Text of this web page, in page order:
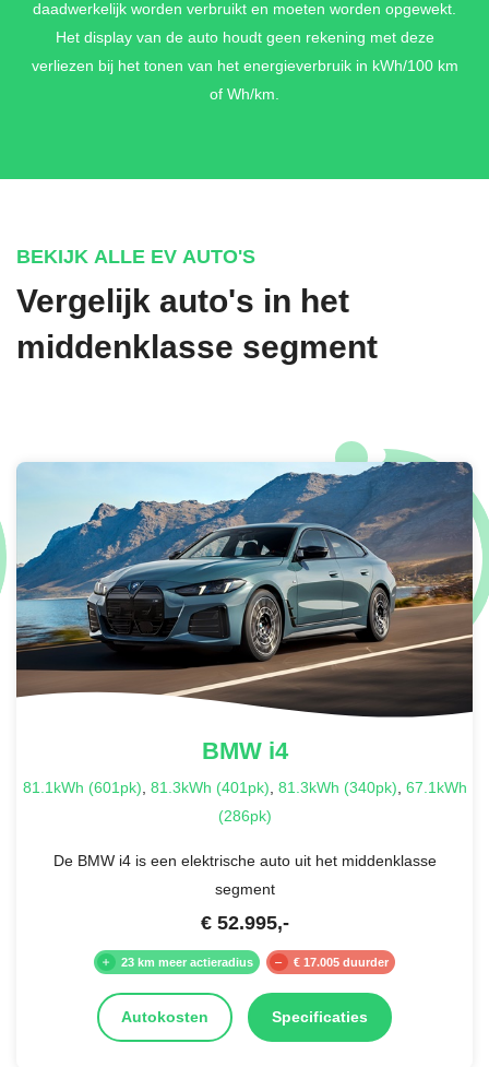
daadwerkelijk worden verbruikt en moeten worden opgewekt.
Het display van de auto houdt geen rekening met deze
verliezen bij het tonen van het energieverbruik in kWh/100 km
of Wh/km.
BEKIJK ALLE EV AUTO'S
Vergelijk auto's in het
middenklasse segment
BMWi4
81.1kWh (601pk), 81.3kWh (401pk), 81.3kWh (340pk), 67.1kWh
(286pk)
De BMW i4 is een elektrische auto uit het middenklasse
segment
€ 52.995,-
23 km meer actieradius € 17.005 duurder
Autokosten Specificaties